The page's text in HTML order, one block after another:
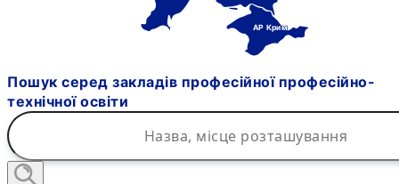
АР Крим
Пошук серед закладів професійної професійно-
технічної освіти